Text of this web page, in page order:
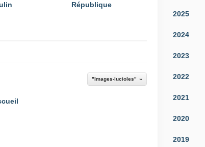
République
"Images-lucioles"
2025
2024
2023
2022
2021
2020
2019